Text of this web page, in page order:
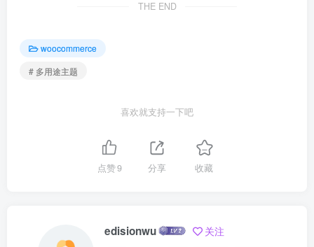
THE END
woocommerce
# 多用途主题
喜欢就支持一下吧
点赞9 分享 收藏
edisionwu 关注